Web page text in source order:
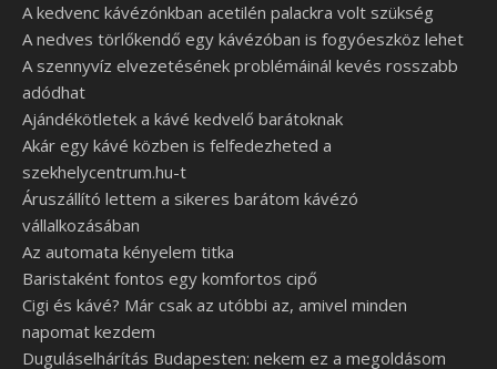
A kedvenc kávézónkban acetilén palackra volt szükség
A nedves törlőkendő egy kávézóban is fogyóeszköz lehet
A szennyvíz elvezetésének problémáinál kevés rosszabb
adódhat
Ajándékötletek a kávé kedvelő barátoknak
Akár egy kávé közben is felfedezheted a
szekhelycentrum.hu-t
Áruszállító lettem a sikeres barátom kávézó
vállalkozásában
Az automata kényelem titka
Baristaként fontos egy komfortos cipő
Cigi és kávé? Már csak az utóbbi az, amivel minden
napomat kezdem
Duguláselhárítás Budapesten: nekem ez a megoldásom